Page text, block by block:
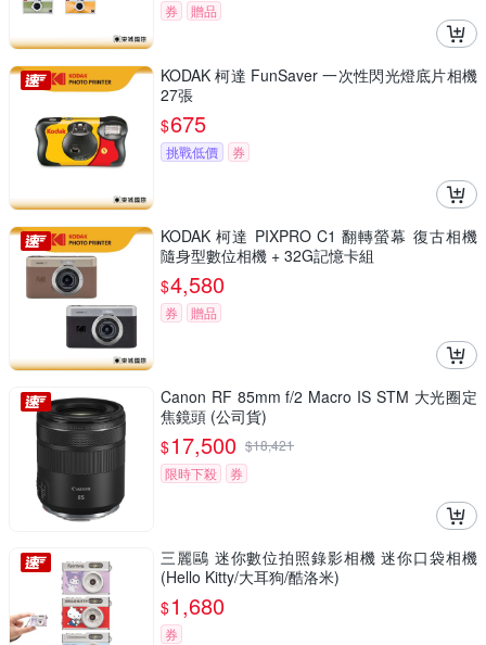
券 贈品
KODAK 柯達 FunSaver 一次性閃光燈底片相機
27張
$675
挑戰低價 券
KODAK 柯達 PIXPRO C1 翻轉螢幕 復古相機
隨身型數位相機 + 32G記憶卡組
$4,580
券 贈品
Canon RF 85mm f/2 Macro IS STM 大光圈定
焦鏡頭 (公司貨)
$17,500 $18,421
限時下殺
券
三麗鷗 迷你數位拍照錄影相機 迷你口袋相機
(Hello Kitty/大耳狗/酷洛米)
$1,680
券